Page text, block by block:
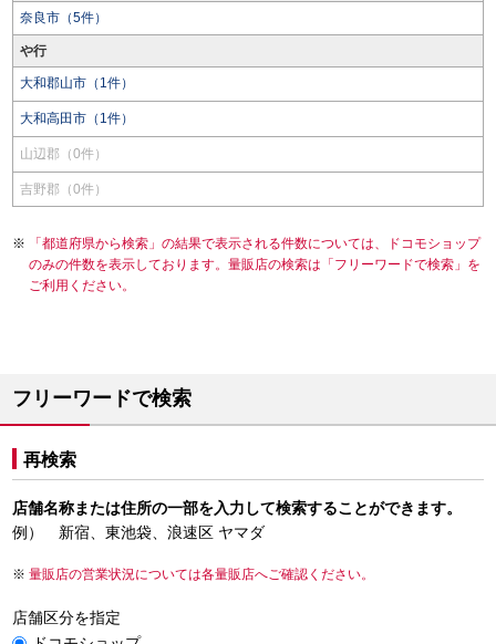
奈良市（5件）
や行
大和郡山市（1件）
大和高田市（1件）
山辺郡（0件）
吉野郡（0件）
「都道府県から検索」の結果で表示される件数については、ドコモショップ
のみの件数を表示しております。量販店の検索は「フリーワードで検索」を
ご利用ください。
フリーワードで検索
再検索
店舗名称または住所の一部を入力して検索することができます。
例） 新宿、東池袋、浪速区 ヤマダ
量販店の営業状況については各量販店へご確認ください。
店舗区分を指定